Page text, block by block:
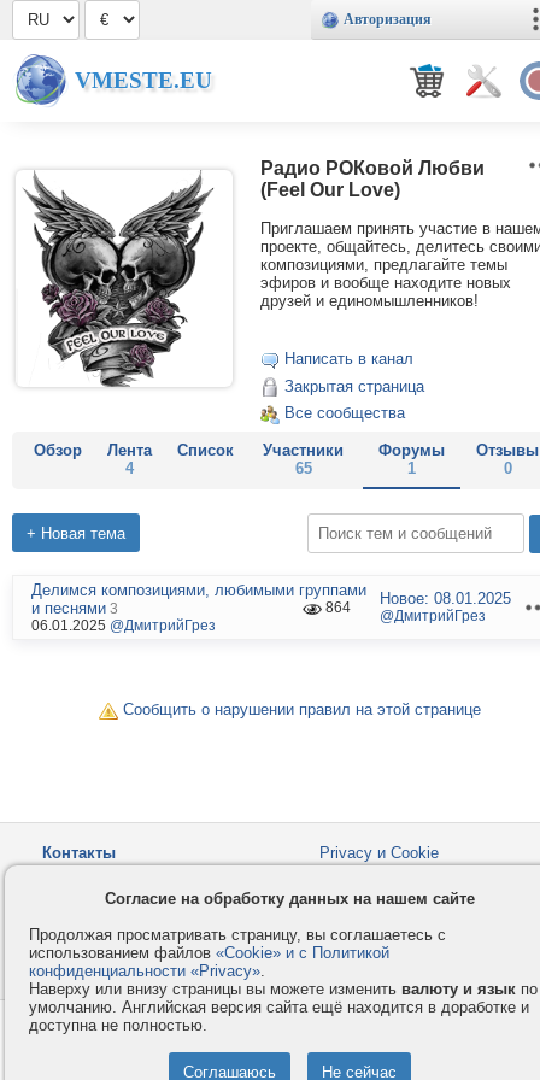
Авторизация
VMESTE.EU
Радио РОКовой Любви
(Feel Our Love)
Приглашаем принять участие в
проекте, общайтесь, делитесь
композициями, предлагайте темы
эфиров и вообще находите новых
друзей и единомышленников!
Написать в канал
Закрытая страница
Все сообщества
Обзор
Лента
4
Список
Участники
65
Форумы
1
Отзывы
0
Делимся композициями, любимыми группами
и песнями 3
864
06.01.2025 @ДмитрийГрез
Новое: 08.01.2025
@ДмитрийГрез
Сообщить о нарушении правил на этой странице
Контакты
Privacy и Cookie
Как оплатить
Форумы
© 2008-2026VMESTE.EU
Согласие на обработку данных на нашем сайте
Продолжая просматривать страницу, вы соглашаетесь с
использованием файлов «Cookie» и с Политикой
конфиденциальности «Privacy».
Наверху или внизу страницы вы можете изменить валюту и язык по
умолчанию. Английская версия сайта ещё находится в доработке и
доступна не полностью.